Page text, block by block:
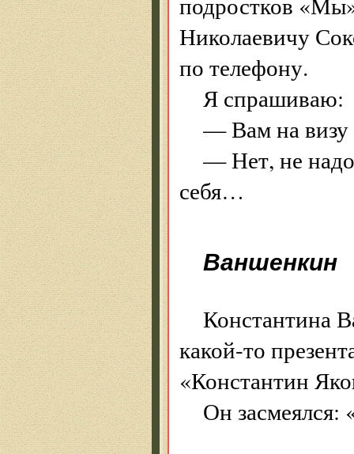
Николаевичу
по телефону.
Я спрашиваю:
— Вам на визу
— Нет, не
себя…
Ваншенкин
Константина
какой-то
«Константин
Он засмеялся: